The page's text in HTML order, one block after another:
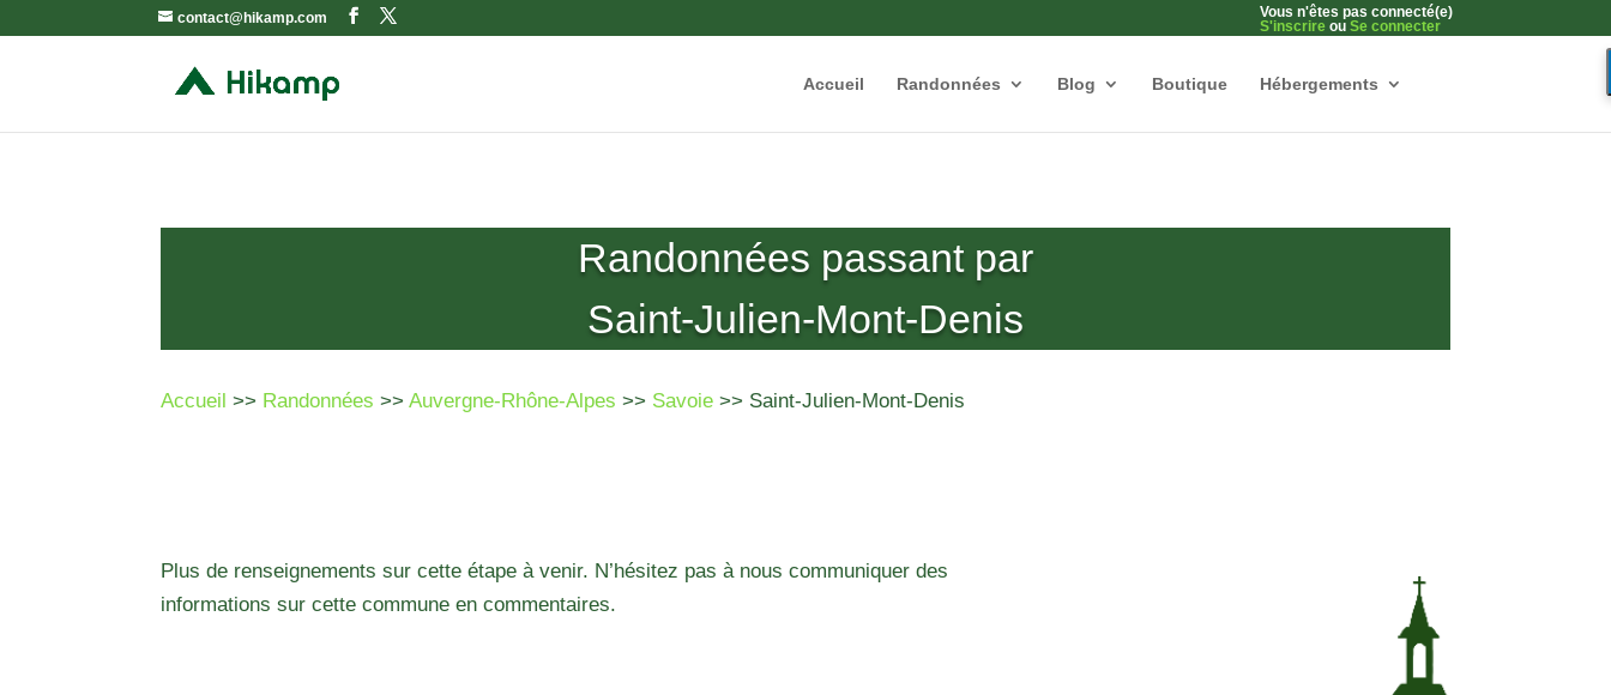
contact@hikamp.com
Vous n'êtes pas connecté(e)
S'inscrire ou Se connecter
Accueil Randonnées Blog Boutique Hébergements
Randonnées passant par
Saint-Julien-Mont-Denis
Accueil >> Randonnées >>Auvergne-Rhône-Alpes >> Savoie >> Saint-Julien-Mont-Denis
Plus de renseignements sur cette étape à venir. N’hésitez pas à nous communiquer des
informations sur cette commune en commentaires.